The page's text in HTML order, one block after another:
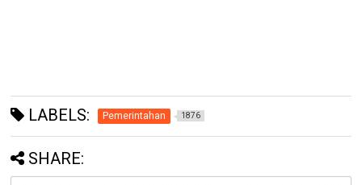
LABELS: Pemerintahan 1876
SHARE: